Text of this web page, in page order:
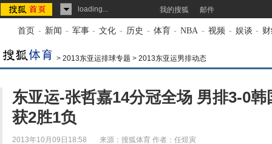
loading... 我的搜狐 邮件
首页 - 新闻 - 军事 - 文化 - 历史 - 体育 - NBA - 视频 - 娱谈 -
> 2013东亚运排球专题 > 2013东亚运男排动态
东亚运-张哲嘉14分冠全场 男排3-0韩
获2胜1负
2013年10月09日18:58 来源： 搜狐体育 作者：任煜寅